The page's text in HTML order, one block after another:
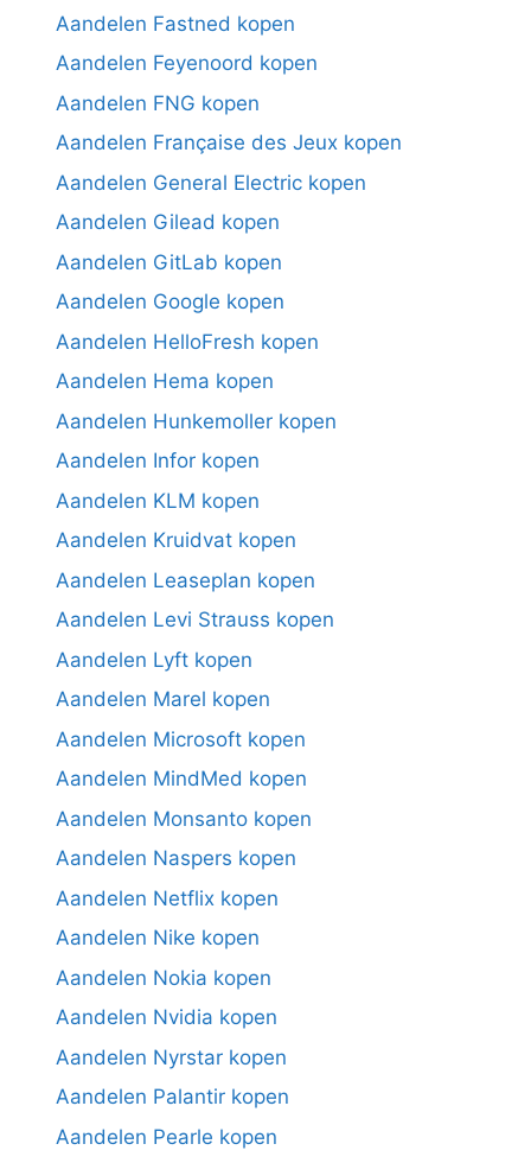
Aandelen Fastned kopen
Aandelen Feyenoord kopen
Aandelen FNG kopen
Aandelen Française des Jeux kopen
Aandelen General Electric kopen
Aandelen Gilead kopen
Aandelen GitLab kopen
Aandelen Google kopen
Aandelen HelloFresh kopen
Aandelen Hema kopen
Aandelen Hunkemoller kopen
Aandelen Infor kopen
Aandelen KLM kopen
Aandelen Kruidvat kopen
Aandelen Leaseplan kopen
Aandelen Levi Strauss kopen
Aandelen Lyft kopen
Aandelen Marel kopen
Aandelen Microsoft kopen
Aandelen MindMed kopen
Aandelen Monsanto kopen
Aandelen Naspers kopen
Aandelen Netflix kopen
Aandelen Nike kopen
Aandelen Nokia kopen
Aandelen Nvidia kopen
Aandelen Nyrstar kopen
Aandelen Palantir kopen
Aandelen Pearle kopen